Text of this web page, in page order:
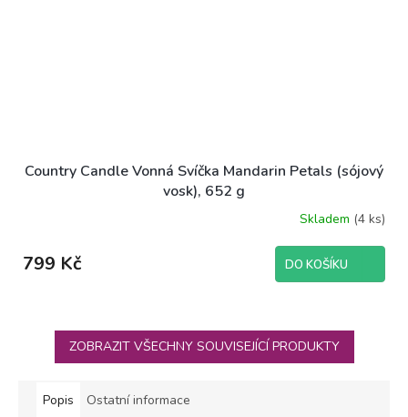
Country Candle Vonná Svíčka Mandarin Petals (sójový
vosk), 652 g
Skladem (4 ks)
799 Kč DO KOŠÍKU
ZOBRAZIT VŠECHNY SOUVISEJÍCÍ PRODUKTY
Popis Ostatní informace